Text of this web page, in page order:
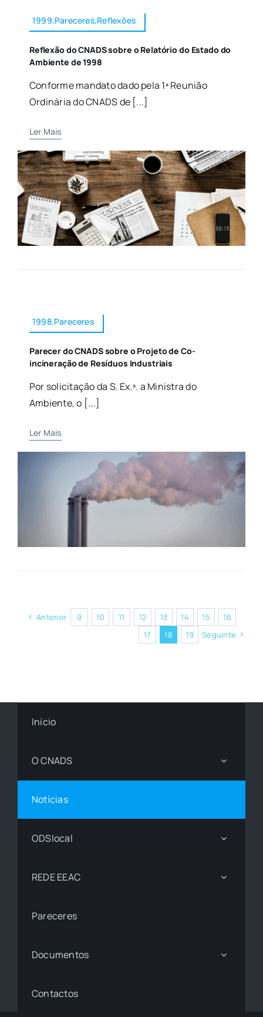
1999,Pareceres,Reflexões
Reflexão do CNADS sobre o Relatório do Estado do
Ambiente de 1998
Conforme mandato dado pela 1ª Reunião
Ordinária do CNADS de [...]
Ler Mais
1998,Pareceres
Parecer do CNADS sobre o Projeto de Co-
incineração de Resíduos Industriais
Por solicitação da S. Ex.ª. a Ministra do
Ambiente, o [...]
Ler Mais
Anterior 9 10 11 12 13 14 15
16
17
18 19 Seguinte
Início
O CNADS
Notícias
ODSlocal
REDE EEAC
Pareceres
Documentos
Contactos